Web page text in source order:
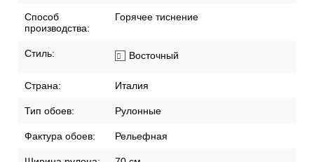
Способ
производства:
Горячее тиснение
Стиль: Восточный
Страна: Италия
Тип обоев: Рулонные
Фактура обоев: Рельефная